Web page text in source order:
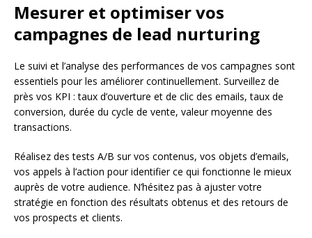
Mesurer et optimiser vos
campagnes de lead nurturing
Le suivi et l’analyse des performances de vos campagnes sont
essentiels pour les améliorer continuellement. Surveillez de
près vos KPI : taux d’ouverture et de clic des emails, taux de
conversion, durée du cycle de vente, valeur moyenne des
transactions.
Réalisez des tests A/B sur vos contenus, vos objets d’emails,
vos appels à l’action pour identifier ce qui fonctionne le mieux
auprès de votre audience. N’hésitez pas à ajuster votre
stratégie en fonction des résultats obtenus et des retours de
vos prospects et clients.